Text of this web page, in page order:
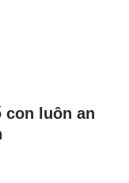
con luôn an